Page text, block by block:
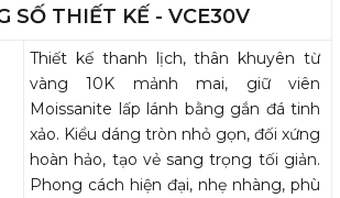
SỐ THIẾT KẾ - VCE30V
Thiết kế thanh lịch, thân khuyên từ
vàng 10K mảnh mai, giữ viên
Moissanite lấp lánh bằng gắn đá tinh
xảo. Kiểu dáng tròn nhỏ gọn, đối xứng
hoàn hảo, tạo vẻ sang trọng tối giản.
Phong cách hiện đại, nhẹ nhàng, phù